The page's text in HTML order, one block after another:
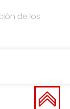
de los